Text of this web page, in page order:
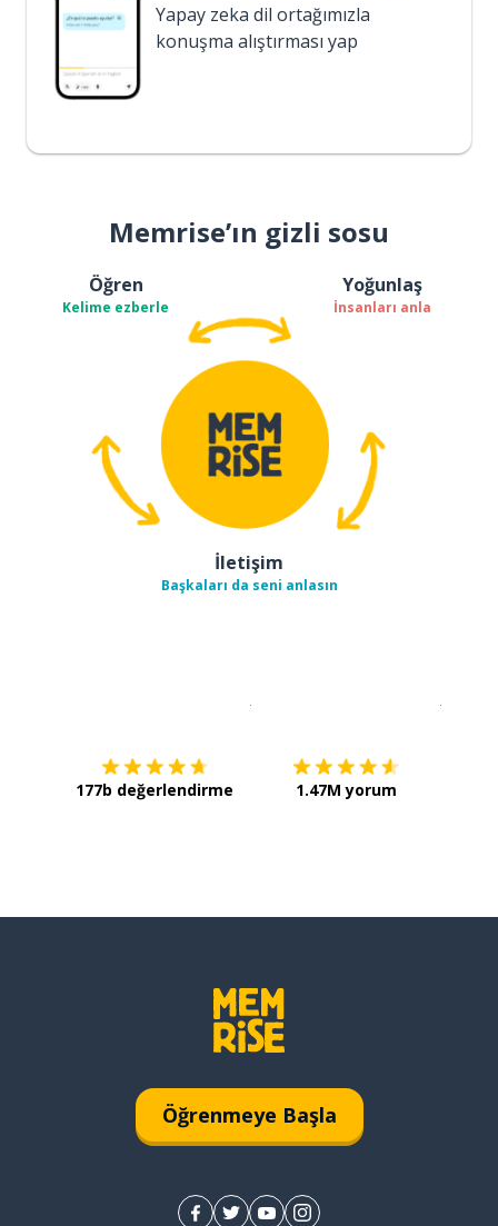
Yapay zeka dil ortağımızla
konuşma alıştırması yap
Memrise’ın gizli sosu
Öğren
Kelime ezberle
Yoğunlaş
İnsanları anla
İletişim
Başkaları da seni anlasın
177b değerlendirme 1.47M yorum
Öğrenmeye Başla